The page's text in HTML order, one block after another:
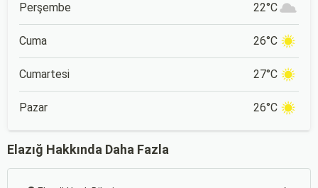
Perşembe 22°C
Cuma 26°C
Cumartesi 27°C
Pazar 26°C
Elazığ Hakkında Daha Fazla